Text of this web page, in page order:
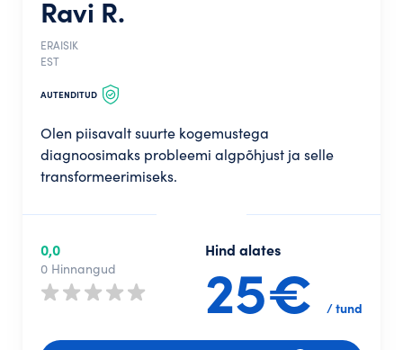
Ravi R.
ERAISIK
EST
AUTENDITUD
Olen piisavalt suurte kogemustega
diagnoosimaks probleemi algpõhjust ja selle
transformeerimiseks.
Hind alates
25€ / tund
0,0
0 Hinnangud